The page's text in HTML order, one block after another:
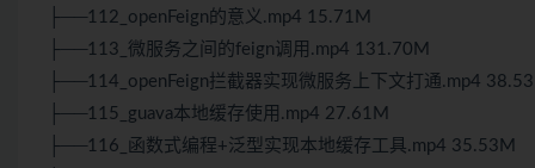
├──112_openFeign的意义.mp4 15.71M
├──113_微服务之间的feign调用.mp4 131.70M
├──114_openFeign拦截器实现微服务上下文打通.mp4
├──115_guava本地缓存使用.mp4 27.61M
├──116_函数式编程+泛型实现本地缓存工具.mp4 35.53M